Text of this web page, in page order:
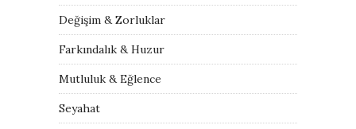
Değişim & Zorluklar
Farkındalık & Huzur
Mutluluk & Eğlence
Seyahat